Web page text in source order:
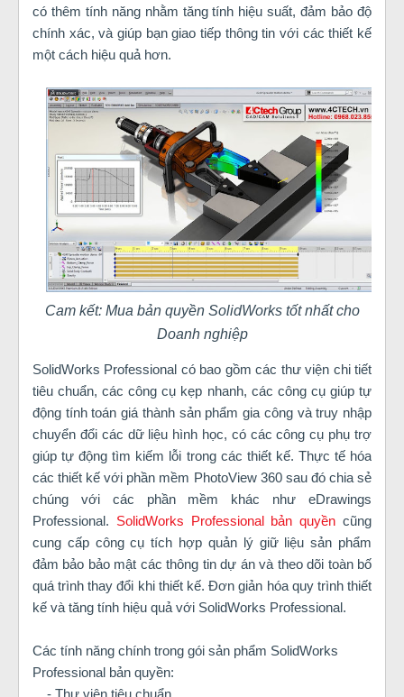
có thêm tính năng nhằm tăng tính hiệu suất, đảm bảo độ
chính xác, và giúp bạn giao tiếp thông tin với các thiết kế
một cách hiệu quả hơn.
Cam kết: Mua bản quyền SolidWorks tốt nhất cho
Doanh nghiệp
SolidWorks Professional có bao gồm các thư viện chi tiết
tiêu chuẩn, các công cụ kẹp nhanh, các công cụ giúp tự
động tính toán giá thành sản phẩm gia công và truy nhập
chuyển đổi các dữ liệu hình học, có các công cụ phụ trợ
giúp tự động tìm kiếm lỗi trong các thiết kế. Thực tế hóa
các thiết kế với phần mềm PhotoView 360 sau đó chia sẻ
chúng với các phần mềm khác như eDrawings
Professional. SolidWorks Professional bản quyền cũng
cung cấp công cụ tích hợp quản lý giữ liệu sản phẩm
đảm bảo bảo mật các thông tin dự án và theo dõi toàn bố
quá trình thay đổi khi thiết kế. Đơn giản hóa quy trình thiết
kế và tăng tính hiệu quả với SolidWorks Professional.
Các tính năng chính trong gói sản phẩm SolidWorks
Professional bản quyền: